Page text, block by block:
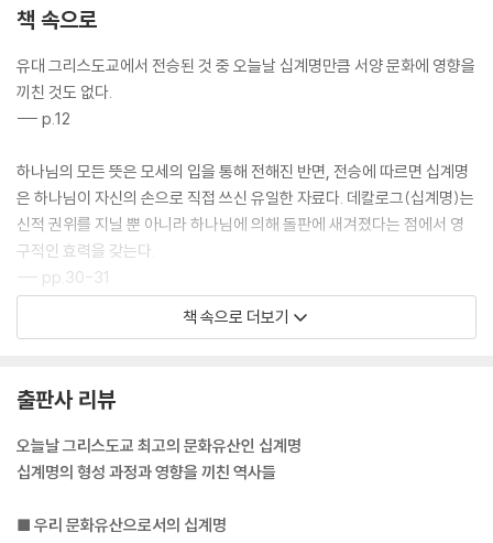
책 속으로
유대 그리스도교에서 전승된 것 중 오늘날 십계명만큼 서양 문화에 영향을
끼친 것도 없다.
--- p.12
하나님의 모든 뜻은 모세의 입을 통해 전해진 반면, 전승에 따르면 십계명
은 하나님이 자신의 손으로 직접 쓰신 유일한 자료다. 데칼로그(십계명)는
신적 권위를 지닐 뿐 아니라 하나님에 의해 돌판에 새겨졌다는 점에서 영
구적인 효력을 갖는다.
--- pp.30-31
이중의 전승, 모든 법규에 앞선 자리, 하나님으로부터의 전달의 직접성, 하
두드러지게 한다.
--- p.34
낱말과 마지막 낱말은 사람이 그 안에서 자신의 삶을 잘 살아 내거나 그르
책 속으로 더보기
출판사 리뷰
오늘날 그리스도교 최고의 문화유산인 십계명
십계명의 형성 과정과 영향을 끼친 역사들
■ 우리 문화유산으로서의 십계명